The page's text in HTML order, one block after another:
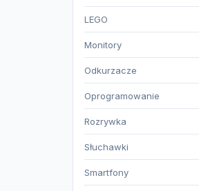
LEGO
Monitory
Odkurzacze
Oprogramowanie
Rozrywka
Słuchawki
Smartfony